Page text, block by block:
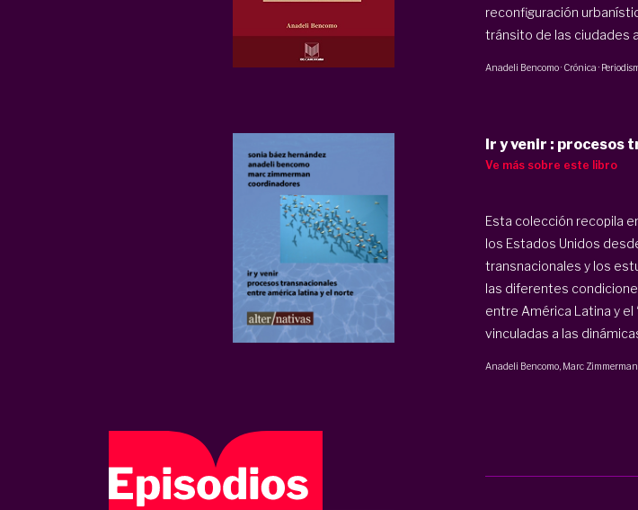
reconfiguración
tránsito de las ciudades
Anadeli Bencomo · Crónica ·
Ir y venir : procesos
Ve más sobre este libro
Esta colección recopila
los Estados Unidos
transnacionales y los
las diferentes
entre América Latina y
vinculadas a las
Anadeli Bencomo, Marc